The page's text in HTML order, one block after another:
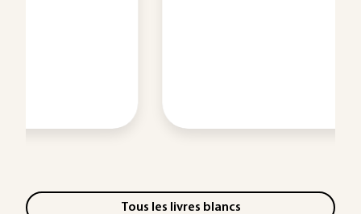
Tous les livres blancs